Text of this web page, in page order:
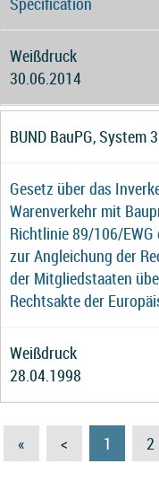
Weißdruck
30.06.2014
BUND BauPG, System 3
Gesetz über das
Warenverkehr mit
Richtlinie 89/106/EWG
zur Angleichung der
der Mitgliedstaaten
Rechtsakte der
Weißdruck
28.04.1998
« < 1 2